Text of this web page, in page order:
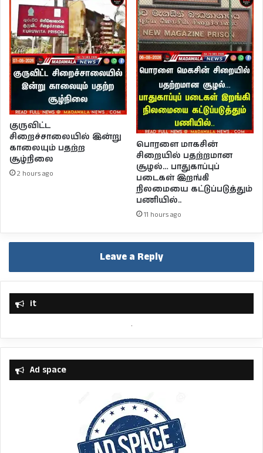
குருவிட்ட
சிறைச்சாலையில் இன்று
காலையும் பதற்ற
சூழ்நிலை
2 hours ago
பொரளை மாகசின்
சிறையில் பதற்றமான
சூழல்… பாதுகாப்புப்
படைகள் இறங்கி
நிலமையை கட்டுப்படுத்தும்
பணியில்..
11 hours ago
Leave a Reply
it
Ad space